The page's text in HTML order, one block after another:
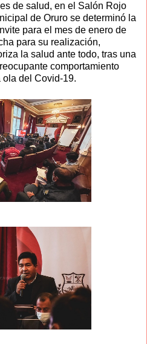
de salud, en el Salón Rojo
de Oruro se determinó la
para el mes de enero de
para su realización,
la salud ante todo, tras una
comportamiento
del Covid-19.